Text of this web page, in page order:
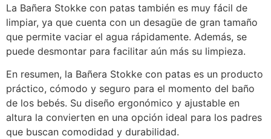
La Bañera Stokke con patas también es muy fácil de
limpiar, ya que cuenta con un desagüe de gran tamaño
que permite vaciar el agua rápidamente. Además, se
puede desmontar para facilitar aún más su limpieza.
En resumen, la Bañera Stokke con patas es un producto
práctico, cómodo y seguro para el momento del baño
de los bebés. Su diseño ergonómico y ajustable en
altura la convierten en una opción ideal para los padres
que buscan comodidad y durabilidad.